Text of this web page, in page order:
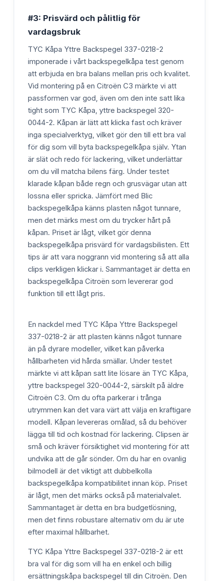
#3: Prisvärd och pålitlig för
vardagsbruk
TYC Kåpa Yttre Backspegel 337-0218-2
imponerade i vårt backspegelkåpa test genom
att erbjuda en bra balans mellan pris och kvalitet.
Vid montering på en Citroën C3 märkte vi att
passformen var god, även om den inte satt lika
tight som TYC Kåpa, yttre backspegel 320-
0044-2. Kåpan är lätt att klicka fast och kräver
inga specialverktyg, vilket gör den till ett bra val
för dig som vill byta backspegelkåpa själv. Ytan
är slät och redo för lackering, vilket underlättar
om du vill matcha bilens färg. Under testet
klarade kåpan både regn och grusvägar utan att
lossna eller spricka. Jämfört med Blic
backspegelkåpa känns plasten något tunnare,
men det märks mest om du trycker hårt på
kåpan. Priset är lågt, vilket gör denna
backspegelkåpa prisvärd för vardagsbilisten. Ett
tips är att vara noggrann vid montering så att alla
clips verkligen klickar i. Sammantaget är detta en
backspegelkåpa Citroën som levererar god
funktion till ett lågt pris.
En nackdel med TYC Kåpa Yttre Backspegel
337-0218-2 är att plasten känns något tunnare
än på dyrare modeller, vilket kan påverka
hållbarheten vid hårda smällar. Under testet
märkte vi att kåpan satt lite lösare än TYC Kåpa,
yttre backspegel 320-0044-2, särskilt på äldre
Citroën C3. Om du ofta parkerar i trånga
utrymmen kan det vara värt att välja en kraftigare
modell. Kåpan levereras omålad, så du behöver
lägga till tid och kostnad för lackering. Clipsen är
små och kräver försiktighet vid montering för att
undvika att de går sönder. Om du har en ovanlig
bilmodell är det viktigt att dubbelkolla
backspegelkåpa kompatibilitet innan köp. Priset
är lågt, men det märks också på materialvalet.
Sammantaget är detta en bra budgetlösning,
men det finns robustare alternativ om du är ute
efter maximal hållbarhet.
TYC Kåpa Yttre Backspegel 337-0218-2 är ett
bra val för dig som vill ha en enkel och billig
ersättningskåpa backspegel till din Citroën. Den